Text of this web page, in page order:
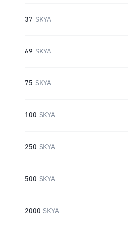
37 SKYA
69 SKYA
75 SKYA
100 SKYA
250 SKYA
500 SKYA
2000 SKYA